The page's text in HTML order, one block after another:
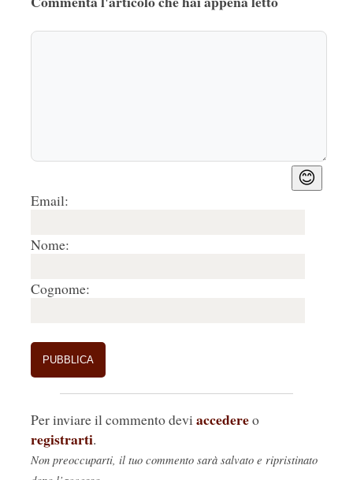
😊
Email:
Nome:
Cognome:
Per inviare il commento devi accedereo
registrarti.
Non preoccuparti, il tuo commento sarà salvato e ripristinato